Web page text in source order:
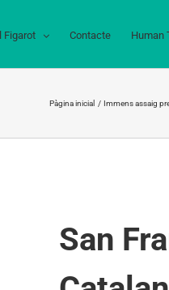
Figarot Contacte Human
Pàgina inicial Immens assaig
San